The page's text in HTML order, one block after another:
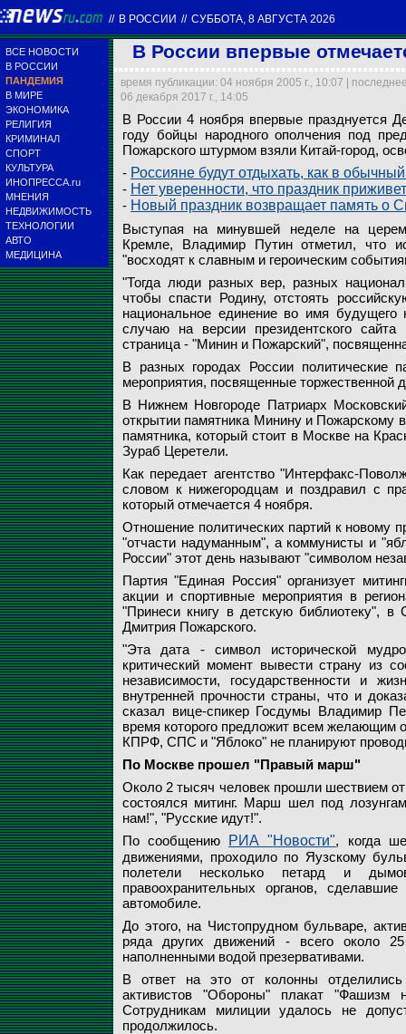
// В РОССИИ // СУББОТА, 8 АВГУСТА 2026
ВСЕ НОВОСТИ
В РОССИИ
ПАНДЕМИЯ
В МИРЕ
ЭКОНОМИКА
РЕЛИГИЯ
КРИМИНАЛ
СПОРТ
КУЛЬТУРА
ИНОПРЕССА.ru
МНЕНИЯ
НЕДВИЖИМОСТЬ
ТЕХНОЛОГИИ
АВТО
МЕДИЦИНА
В России впервые
время публикации: 04 ноября 2005 г., 10:07 |
06 декабря 2017 г., 14:05
В России 4 ноября
1612 году бойцы
Пожарского
НТВ
Выступая на
Владимир Путин
славным и
Вести
В Нижнем
Патриарх
Иоанна Предтечи
НТВ
Патриарх также
НТВ
По Москве
Правый марш
В России 4 ноября впервые празднуется
году бойцы народного ополчения под
Пожарского штурмом взяли Китай-город,
- Россияне будут отдыхать, как в
- Нет уверенности, что праздник
- Новый праздник возвращает память о
Выступая на минувшей неделе на
Кремле, Владимир Путин отметил, что
"восходят к славным и героическим
"Тогда люди разных вер, разных
чтобы спасти Родину, отстоять
национальное единение во имя
случаю на версии президентского
страница - "Минин и Пожарский",
В разных городах России политические
мероприятия, посвященные торжественной
В Нижнем Новгороде Патриарх
открытии памятника Минину и Пожарскому
памятника, который стоит в Москве на
Зураб Церетели.
Как передает агентство "Интерфакс-
словом к нижегородцам и поздравил с
который отмечается 4 ноября.
Отношение политических партий к новому
"отчасти надуманным", а коммунисты и
России" этот день называют "символом
Партия "Единая Россия" организует
акции и спортивные мероприятия в
"Принеси книгу в детскую библиотеку",
Дмитрия Пожарского.
"Эта дата - символ исторической
критический момент вывести страну из
независимости, государственности и
внутренней прочности страны, что и
сказал вице-спикер Госдумы Владимир
время которого предложит всем желающим
КПРФ, СПС и "Яблоко" не планируют
По Москве прошел "Правый марш"
Около 2 тысяч человек прошли шествием
состоялся митинг. Марш шел под
нам!", "Русские идут!".
По сообщению
РИА "Новости", когда
движениями, проходило по Яузскому
полетели несколько петард и
правоохранительных органов,
автомобиле.
До этого, на Чистопрудном бульваре,
ряда других движений - всего около
наполненными водой презервативами.
В ответ на это от колонны
активистов "Обороны" плакат "Фашизм
Сотрудникам милиции удалось не
продолжилось.